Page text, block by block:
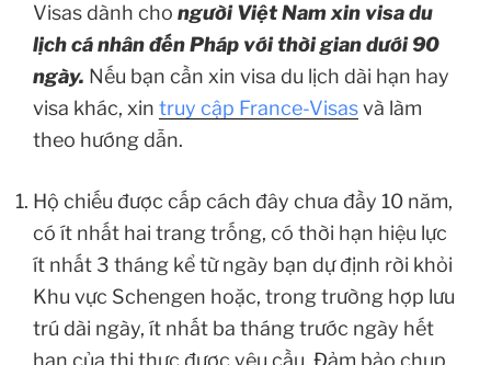
Visas dành cho người Việt Nam xin visa du
lịch cá nhân đến Pháp với thời gian dưới 90
ngày. Nếu bạn cần xin visa du lịch dài hạn hay
visa khác, xin truy cập France-Visasvà làm
theo hướng dẫn.
Hộ chiếu được cấp cách đây chưa đầy 10 năm,
có ít nhất hai trang trống, có thời hạn hiệu lực
ít nhất 3 tháng kể từ ngày bạn dự định rời khỏi
Khu vực Schengen hoặc, trong trường hợp lưu
trú dài ngày, ít nhất ba tháng trước ngày hết
hạn của thị thực được yêu cầu. Đảm bảo chụp